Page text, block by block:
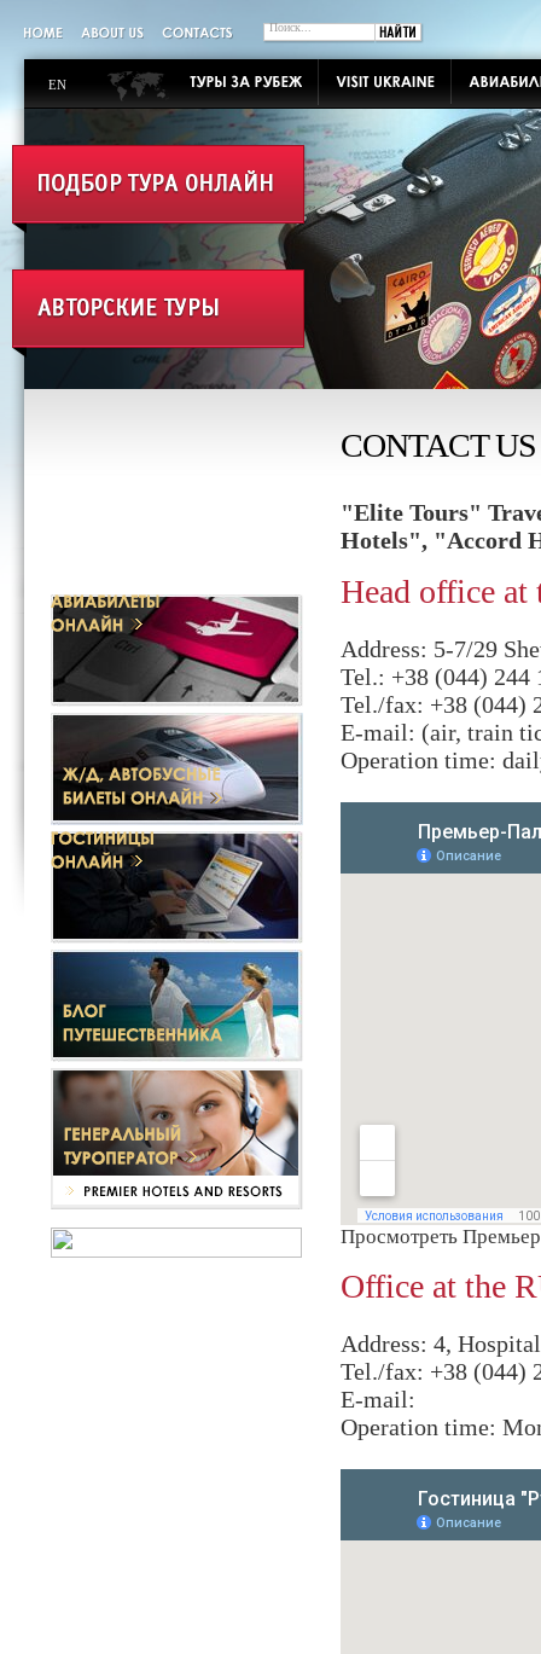
EN
CONTACT US
"Elite Tours"
Hotels", "Accord
Head office
Address: 5-7/29
Tel.: +38 (044)
Tel./fax: +38 (044)
E-mail: (air, train
Operation time:
Просмотреть
Office at the
Address: 4,
Tel./fax: +38 (044)
E-mail:
Operation time: